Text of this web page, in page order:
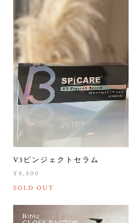
V3ピンジェクトセラム
¥8,800
SOLD OUT